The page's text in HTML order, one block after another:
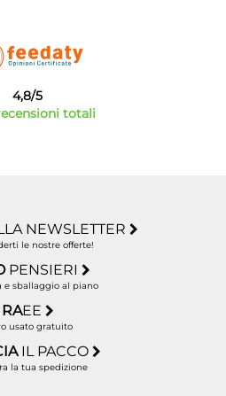
4,8/5
totali
NEWSLETTER
le nostre offerte!
PENSIERI
e sballaggio al piano
RAEE
usato gratuito
IL PACCO
la tua spedizione